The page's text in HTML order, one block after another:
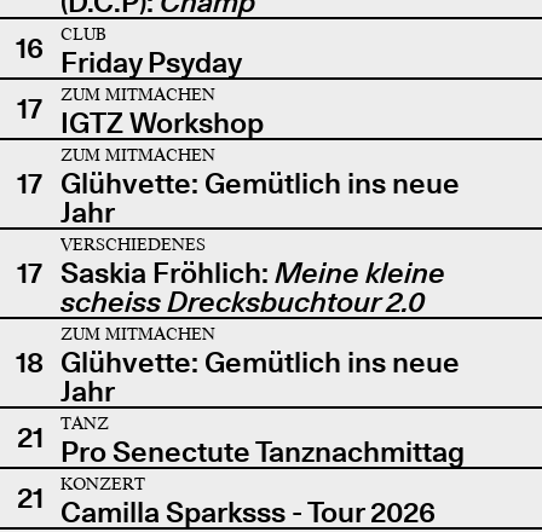
16
CLUB
Friday Psyday
17
ZUM MITMACHEN
IGTZ Workshop
17
ZUM MITMACHEN
Glühvette: Gemütlich ins neue
Jahr
17
VERSCHIEDENES
Saskia Fröhlich: Meine kleine
scheiss Drecksbuchtour 2.0
18
ZUM MITMACHEN
Glühvette: Gemütlich ins neue
Jahr
21
TANZ
Pro Senectute Tanznachmittag
21
KONZERT
Camilla Sparksss - Tour 2026